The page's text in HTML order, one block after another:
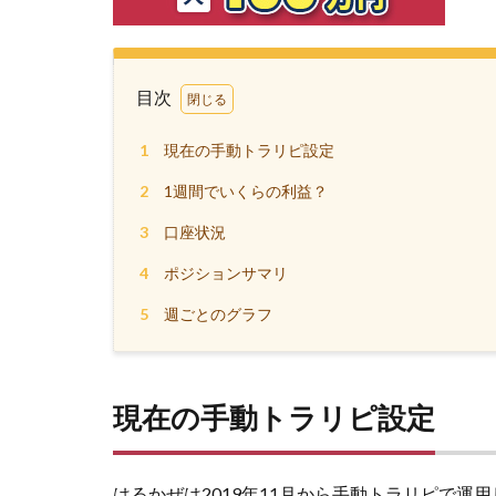
目次
1 現在の手動トラリピ設定
2 1週間でいくらの利益？
3 口座状況
4 ポジションサマリ
5 週ごとのグラフ
現在の手動トラリピ設定